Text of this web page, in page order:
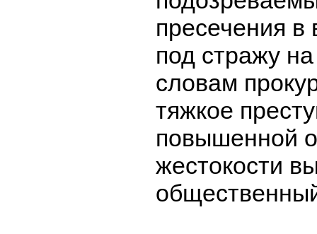
пресечения в
под стражу
словам
тяжкое
повышенной
жестокости